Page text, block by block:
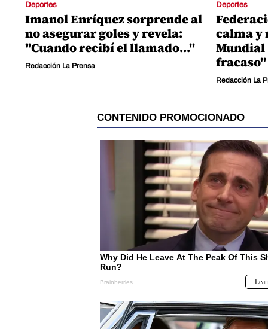
Deportes
Imanol Enríquez sorprende al
no asegurar goles y revela:
"Cuando recibí el llamado..."
Redacción La Prensa
Deportes
calma y
Mundial
fracaso"
Redacción La